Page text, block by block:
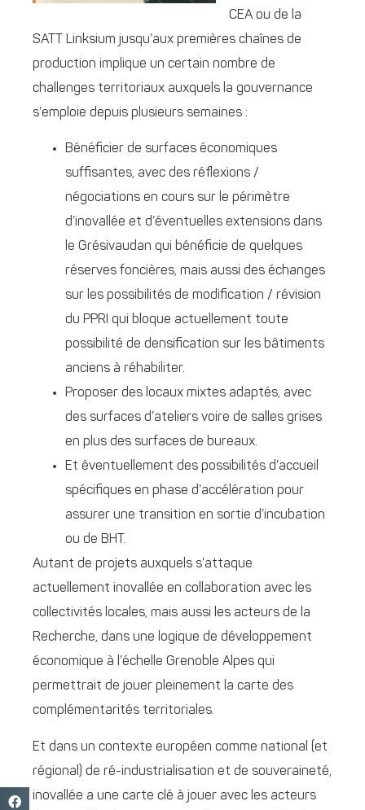
CEA ou de la
SATT Linksium jusqu’aux premières chaînes de
production implique un certain nombre de
challenges territoriaux auxquels la gouvernance
s’emploie depuis plusieurs semaines :
Bénéficier de surfaces économiques
suffisantes, avec des réflexions /
négociations en cours sur le périmètre
d’inovallée et d’éventuelles extensions dans
le Grésivaudan qui bénéficie de quelques
réserves foncières, mais aussi des échanges
sur les possibilités de modification / révision
du PPRI qui bloque actuellement toute
possibilité de densification sur les bâtiments
anciens à réhabiliter.
Proposer des locaux mixtes adaptés, avec
des surfaces d’ateliers voire de salles grises
en plus des surfaces de bureaux.
Et éventuellement des possibilités d’accueil
spécifiques en phase d’accélération pour
assurer une transition en sortie d’incubation
ou de BHT.
Autant de projets auxquels s’attaque
actuellement inovallée en collaboration avec les
collectivités locales, mais aussi les acteurs de la
Recherche, dans une logique de développement
économique à l’échelle Grenoble Alpes qui
permettrait de jouer pleinement la carte des
complémentarités territoriales.
Et dans un contexte européen comme national (et
régional) de ré-industrialisation et de souveraineté,
inovallée a une carte clé à jouer avec les acteurs